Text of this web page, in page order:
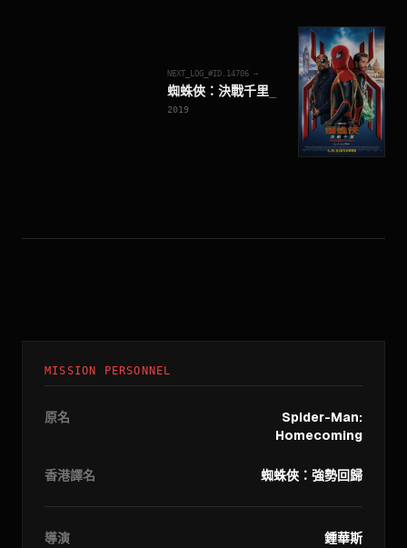
NEXT_LOG_#ID. 14706 →
蜘蛛俠：決戰千里
2019
MISSION PERSONNEL
原名
Spider-Man:
Homecoming
香港譯名 蜘蛛俠：強勢回歸
導演 鍾華斯